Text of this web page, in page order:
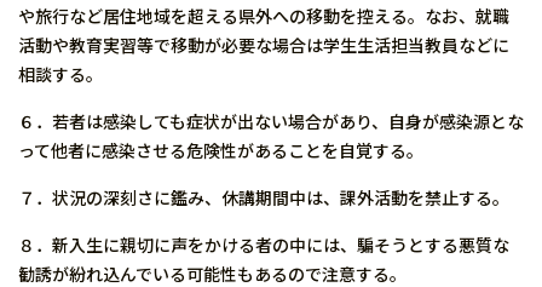
や旅行など居住地域を超える県外への移動を控える。なお、就職
活動や教育実習等で移動が必要な場合は学生生活担当教員などに
相談する。
６．若者は感染しても症状が出ない場合があり、自身が感染源とな
って他者に感染させる危険性があることを自覚する。
７．状況の深刻さに鑑み、休講期間中は、課外活動を禁止する。
８．新入生に親切に声をかける者の中には、騙そうとする悪質な
勧誘が紛れ込んでいる可能性もあるので注意する。